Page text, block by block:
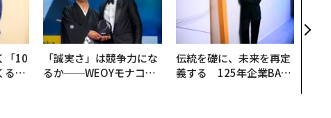
「10
る─
「誠実さ」は競争力にな
るか──WEOYモナコで
伝統を礎に、未来を再定
義する 125年企業BAT
くり